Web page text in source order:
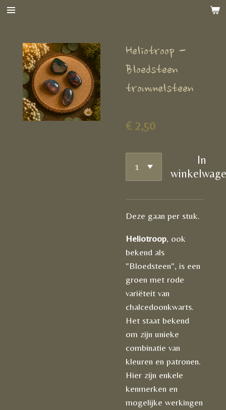
Ga
hoofdinhoud
Heliotroop -
Bloedsteen
trommelsteen
€ 2,50
In
Deze gaan per stuk.
Heliotroop, ook
bekend als
"Bloedsteen", is een
groen met rode
variëteit van
chalcedoonkwarts.
Het staat bekend
om zijn unieke
combinatie van
kleuren en patronen.
Hier zijn enkele
kenmerken en
mogelijke werkingen